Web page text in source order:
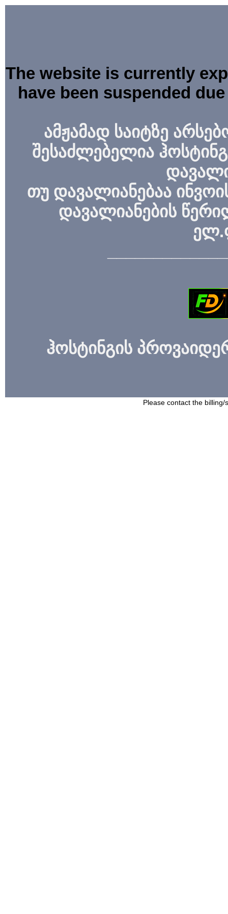
The website is currently
have been suspended
ამჟამად საიტზე
შესაძლებელია
თუ დავალიანებაა
დავალიანების
ჰოსტინგის
Please contact the